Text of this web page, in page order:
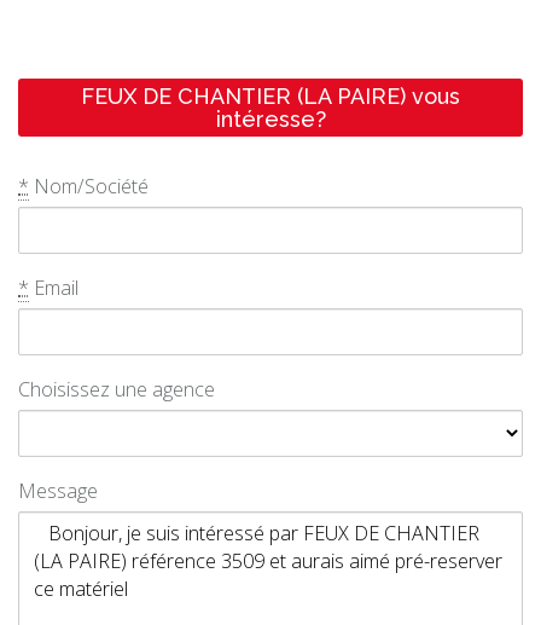
FEUX DE CHANTIER (LA PAIRE) vous
intéresse?
* Nom/Société
* Email
Choisissez une agence
Message